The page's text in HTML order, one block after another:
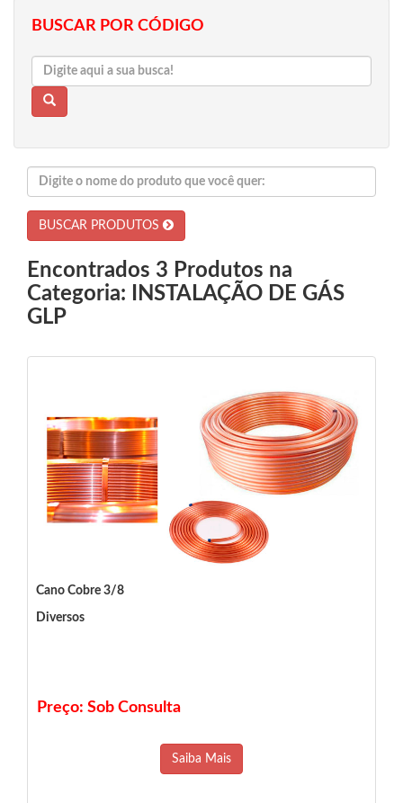
BUSCAR POR CÓDIGO
BUSCAR PRODUTOS
Encontrados 3 Produtos na
Categoria: INSTALAÇÃO DE GÁS
GLP
Cano Cobre 3/8
Diversos
Preço: Sob Consulta
Saiba Mais